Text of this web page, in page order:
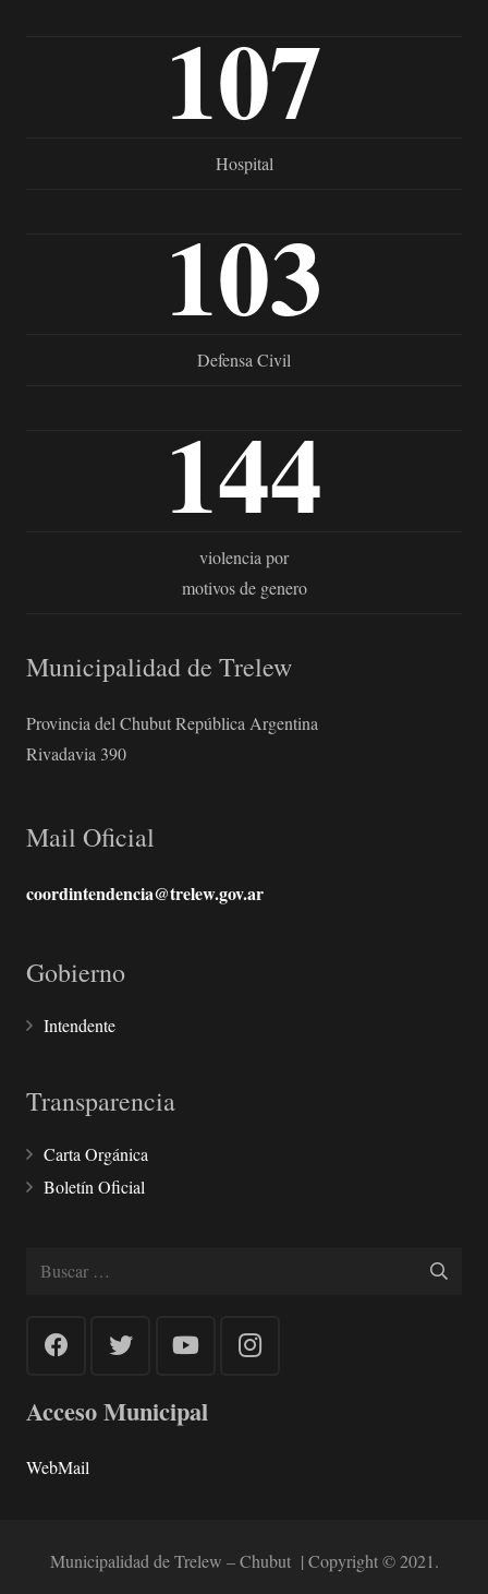
107
Hospital
103
Defensa Civil
144
violencia por
motivos de genero
Municipalidad de Trelew
Provincia del Chubut República Argentina
Rivadavia 390
Mail Oficial
coordintendencia@trelew.gov.ar
Gobierno
Intendente
Transparencia
Carta Orgánica
Boletín Oficial
Buscar:
Acceso Municipal
WebMail
Municipalidad de Trelew – Chubut | Copyright © 2021.